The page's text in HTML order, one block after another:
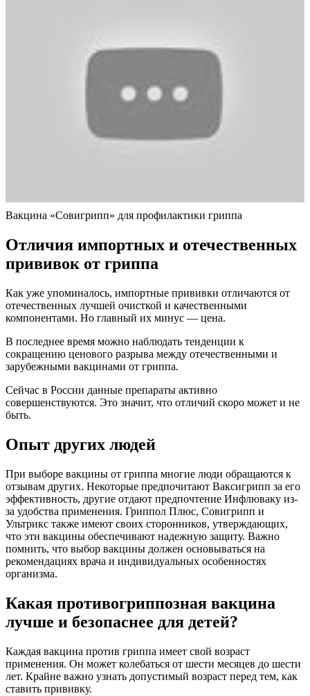
Вакцина «Совигрипп» для профилактики гриппа
Отличия импортных и отечественных
прививок от гриппа
Как уже упоминалось, импортные прививки отличаются от
отечественных лучшей очисткой и качественными
компонентами. Но главный их минус — цена.
В последнее время можно наблюдать тенденции к
сокращению ценового разрыва между отечественными и
зарубежными вакцинами от гриппа.
Сейчас в России данные препараты активно
совершенствуются. Это значит, что отличий скоро может и не
быть.
Опыт других людей
При выборе вакцины от гриппа многие люди обращаются к
отзывам других. Некоторые предпочитают Ваксигрипп за его
эффективность, другие отдают предпочтение Инфлюваку из-
за удобства применения. Гриппол Плюс, Совигрипп и
Ультрикс также имеют своих сторонников, утверждающих,
что эти вакцины обеспечивают надежную защиту. Важно
помнить, что выбор вакцины должен основываться на
рекомендациях врача и индивидуальных особенностях
организма.
Какая противогриппозная вакцина
лучше и безопаснее для детей?
Каждая вакцина против гриппа имеет свой возраст
применения. Он может колебаться от шести месяцев до шести
лет. Крайне важно узнать допустимый возраст перед тем, как
ставить прививку.